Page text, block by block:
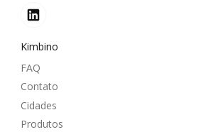
Kimbino
FAQ
Contato
Cidades
Produtos